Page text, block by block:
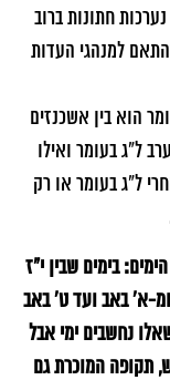
חתונות ברוב
למנהגי העדות
הוא בין אשכנזים
ל"ג בעומר ואילו
ל"ג בעומר או רק
בימים שבין י"ז
א' באב ועד ט' באב
נחשבים ימי אבל
תקופה המוכרת גם